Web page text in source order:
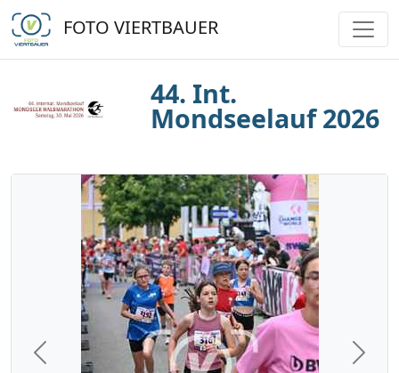
FOTO VIERTBAUER
44. Int.
Mondseelauf 2026
Previous Next